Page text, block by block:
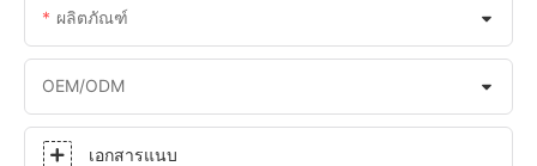
ผลิตภัณฑ์
OEM/ODM
เอกสารแนบ